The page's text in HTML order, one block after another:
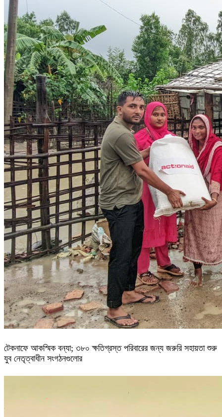
টেকনাফে আকস্মিক বন্যা; ৩৮০ ক্ষতিগ্রস্ত পরিবারের জন্য জরুরি সহায়তা শুরু
যুব নেতৃত্বাধীন সংগঠনগুলোর